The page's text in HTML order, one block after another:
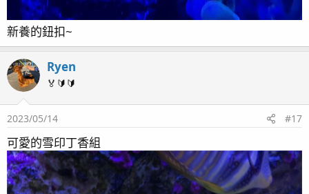
新養的鈕扣~
Ryen
🏅🔰🔰
2023/05/14 #17
可愛的雪印丁香組